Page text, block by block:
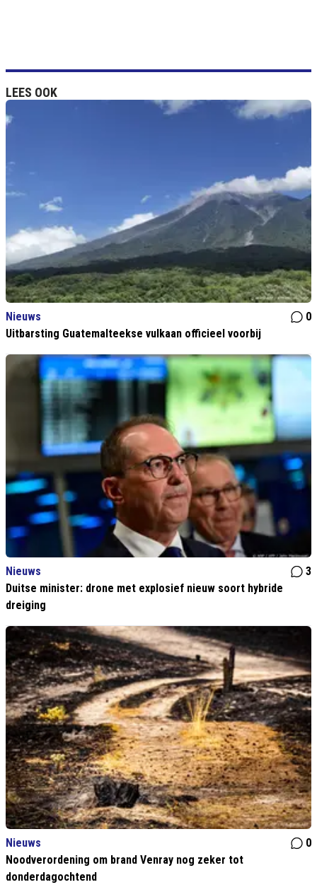
LEES OOK
Nieuws
0
Uitbarsting Guatemalteekse vulkaan officieel voorbij
Nieuws
3
Duitse minister: drone met explosief nieuw soort hybride
dreiging
Nieuws
0
Noodverordening om brand Venray nog zeker tot
donderdagochtend